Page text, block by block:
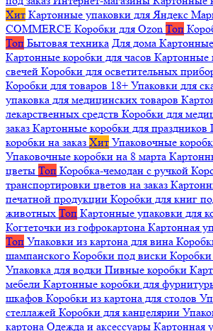
Хит Картонные упаковки для Яндекс
COMMERCE Коробки для Ozon Топ
Топ Бытовая техника Для дома
Картонные коробки для часов Картонные
свечей Коробки для осветительных
Коробки для товаров 18+ Упаковки для
упаковка для медицинских товаров
лекарственных средств Коробки для
заказ Картонные коробки для праздников
коробки на заказ Хит Упаковочные
Упаковочные коробки на 8 марта
цветы Топ Коробка-чемодан с ручкой
транспортировки цветов на заказ
печатной продукции Коробки для книг
животных Топ Картонные упаковки для
Когтеточки из гофрокартона Картонная
Топ Упаковки из картона для вина
шампанского Коробки под виски
Упаковка для водки Пивные коробки
мебели Картонные коробки для
шкафов Коробки из картона для столов
стеллажей Коробки для канцелярии
картона Одежда и аксессуары Картонная